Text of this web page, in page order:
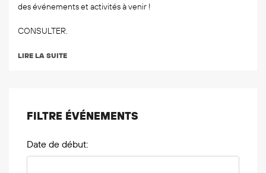
des événements et activités à venir !
CONSULTER.
LIRE LA SUITE
FILTRE ÉVÉNEMENTS
Date de début: